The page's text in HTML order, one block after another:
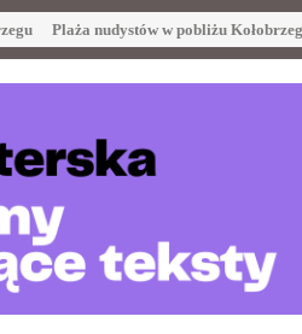
Plaża nudystów w pobliżu